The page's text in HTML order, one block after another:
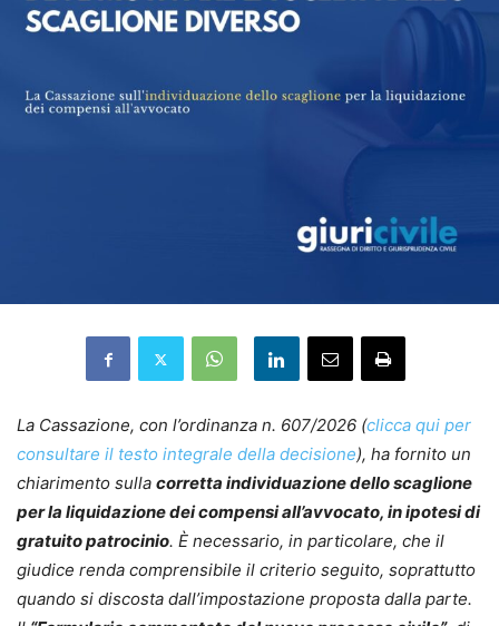
La Cassazione, con l’ordinanza n. 607/2026 (clicca qui per
consultare il testo integrale della decisione), ha fornito un
chiarimento sulla corretta individuazione dello scaglione
per la liquidazione dei compensi all’avvocato, in ipotesi di
gratuito patrocinio. È necessario, in particolare, che il
giudice renda comprensibile il criterio seguito, soprattutto
quando si discosta dall’impostazione proposta dalla parte.